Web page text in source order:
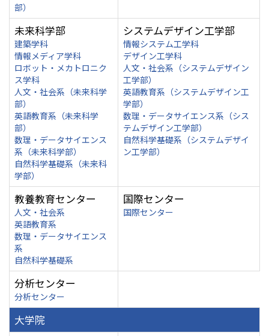
部）
未来科学部
建築学科
情報メディア学科
ロボット・メカトロニク
ス学科
人文・社会系（未来科学
部）
英語教育系（未来科学
部）
数理・データサイエンス
系（未来科学部）
自然科学基礎系（未来科
学部）
システムデザイン工学部
情報システム工学科
デザイン工学科
人文・社会系（システムデザイン
工学部）
英語教育系（システムデザイン工
学部）
数理・データサイエンス系（シス
テムデザイン工学部）
自然科学基礎系（システムデザイ
ン工学部）
教養教育センター
人文・社会系
英語教育系
数理・データサイエンス
系
自然科学基礎系
国際センター
国際センター
分析センター
分析センター
大学院